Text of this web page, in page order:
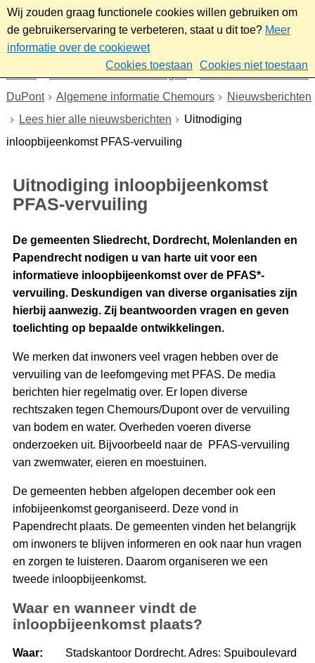
Wij zouden graag functionele cookies willen gebruiken om
de gebruikerservaring te verbeteren, staat u dit toe? Meer
informatie over de cookiewet
Cookies toestaan
Cookies niet toestaan
Nieuws & bekendmakingen
Dossier Chemours en
DuPont
Algemene informatie Chemours
Nieuwsberichten
Lees hier alle nieuwsberichten
Uitnodiging
inloopbijeenkomst PFAS-vervuiling
Uitnodiging inloopbijeenkomst
PFAS-vervuiling
De gemeenten Sliedrecht, Dordrecht, Molenlanden en
Papendrecht nodigen u van harte uit voor een
informatieve inloopbijeenkomst over de PFAS*-
vervuiling. Deskundigen van diverse organisaties zijn
hierbij aanwezig. Zij beantwoorden vragen en geven
toelichting op bepaalde ontwikkelingen.
We merken dat inwoners veel vragen hebben over de
vervuiling van de leefomgeving met PFAS. De media
berichten hier regelmatig over. Er lopen diverse
rechtszaken tegen Chemours/Dupont over de vervuiling
van bodem en water. Overheden voeren diverse
onderzoeken uit. Bijvoorbeeld naar de PFAS-vervuiling
van zwemwater, eieren en moestuinen.
De gemeenten hebben afgelopen december ook een
infobijeenkomst georganiseerd. Deze vond in
Papendrecht plaats. De gemeenten vinden het belangrijk
om inwoners te blijven informeren en ook naar hun vragen
en zorgen te luisteren. Daarom organiseren we een
tweede inloopbijeenkomst.
Waar en wanneer vindt de
inloopbijeenkomst plaats?
Waar:
Stadskantoor Dordrecht. Adres: Spuiboulevard